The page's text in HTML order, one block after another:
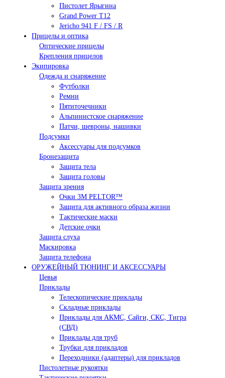
Пистолет Ярыгина
Grand Power T12
Jericho 941 F / FS / R
Прицелы и оптика
Оптические прицелы
Крепления прицелов
Экипировка
Одежда и снаряжение
Футболки
Ремни
Пятиточечники
Альпинистское снаряжение
Патчи, шевроны, нашивки
Подсумки
Аксессуары для подсумков
Бронезащита
Защита тела
Защита головы
Защита зрения
Очки 3М PELTOR™
Защита для активного образа жизни
Тактические маски
Детские очки
Защита слуха
Маскировка
Защита телефона
ОРУЖЕЙНЫЙ ТЮНИНГ И АКСЕССУАРЫ
Цевья
Приклады
Телескопические приклады
Складные приклады
Приклады для АКМС, Сайги, СКС, Тигра
(СВД)
Приклады для труб
Трубки для прикладов
Переходники (адаптеры) для прикладов
Пистолетные рукоятки